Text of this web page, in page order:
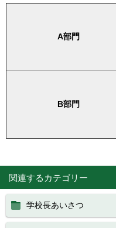
A部門
B部門
関連するカテゴリー
学校長あいさつ